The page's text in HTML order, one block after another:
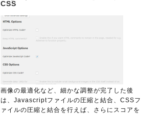
CSS
画像の最適化など、細かな調整が完了した後
は、Javascriptファイルの圧縮と結合、CSSフ
ァイルの圧縮と結合を行えば、さらにスコアを